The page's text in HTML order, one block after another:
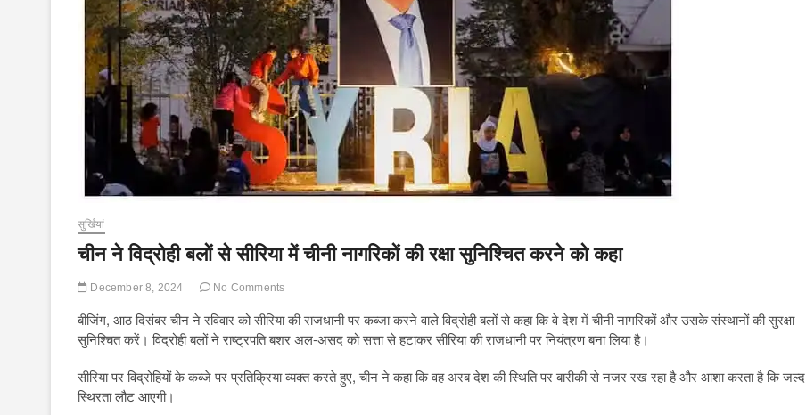
सुर्खियां
चीन ने विद्रोही बलों से सीरिया में चीनी नागरिकों की रक्षा सुनिश्चित करने को कहा
December 8, 2024 No Comments
बीजिंग, आठ दिसंबर चीन ने रविवार को सीरिया की राजधानी पर कब्जा करने वाले विद्रोही बलों से कहा कि वे देश में चीनी नागरिकों और उसके संस्थानों की सुरक्षा
सुनिश्चित करें। विद्रोही बलों ने राष्ट्रपति बशर अल-असद को सत्ता से हटाकर सीरिया की राजधानी पर नियंत्रण बना लिया है।
सीरिया पर विद्रोहियों के कब्जे पर प्रतिक्रिया व्यक्त करते हुए, चीन ने कहा कि वह अरब देश की स्थिति पर बारीकी से नजर रख रहा है और आशा करता है कि जल्द
स्थिरता लौट आएगी।